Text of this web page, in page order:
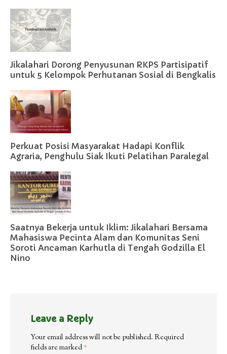
Jikalahari Dorong Penyusunan RKPS Partisipatif
untuk 5 Kelompok Perhutanan Sosial di Bengkalis
Perkuat Posisi Masyarakat Hadapi Konflik
Agraria, Penghulu Siak Ikuti Pelatihan Paralegal
Saatnya Bekerja untuk Iklim: Jikalahari Bersama
Mahasiswa Pecinta Alam dan Komunitas Seni
Soroti Ancaman Karhutla di Tengah Godzilla El
Nino
Leave a Reply
Your email address will not be published. Required
fields are marked *